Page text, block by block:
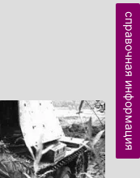
справочная информация